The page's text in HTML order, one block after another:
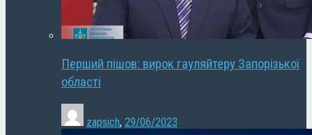
Перший пішов: вирок гауляйтеру Запорізької
області
zapsich, 29/06/2023